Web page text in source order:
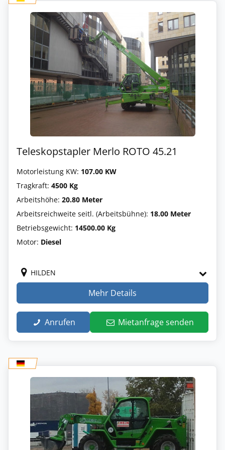
Teleskopstapler Merlo ROTO 45.21
Motorleistung KW: 107.00 KW
Tragkraft: 4500 Kg
Arbeitshöhe: 20.80 Meter
Arbeitsreichweite seitl. (Arbeitsbühne): 18.00 Meter
Betriebsgewicht: 14500.00 Kg
Motor: Diesel
HILDEN
Mehr Details
Anrufen Mietanfrage senden